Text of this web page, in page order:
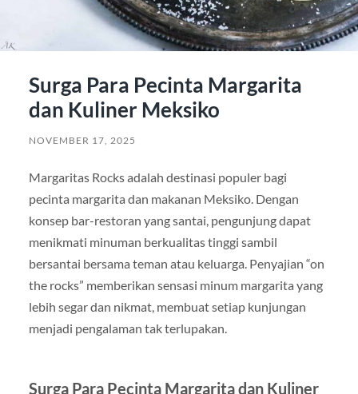
Surga Para Pecinta Margarita
dan Kuliner Meksiko
NOVEMBER 17, 2025
Margaritas Rocks adalah destinasi populer bagi
pecinta margarita dan makanan Meksiko. Dengan
konsep bar-restoran yang santai, pengunjung dapat
menikmati minuman berkualitas tinggi sambil
bersantai bersama teman atau keluarga. Penyajian “on
the rocks” memberikan sensasi minum margarita yang
lebih segar dan nikmat, membuat setiap kunjungan
menjadi pengalaman tak terlupakan.
Surga Para Pecinta Margarita dan Kuliner